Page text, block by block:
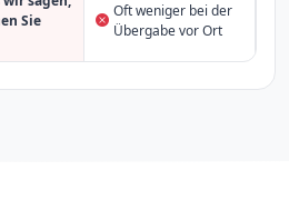
Sie
Oft weniger bei der
Übergabe vor Ort